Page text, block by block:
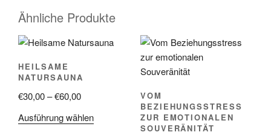
Ähnliche Produkte
HEILSAME
NATURSAUNA
€30,00–€60,00Preisspanne:
bis
Ausführung wählenDieses
VOM
BEZIEHUNGSSTRESS
ZUR EMOTIONALEN
SOUVERÄNITÄT